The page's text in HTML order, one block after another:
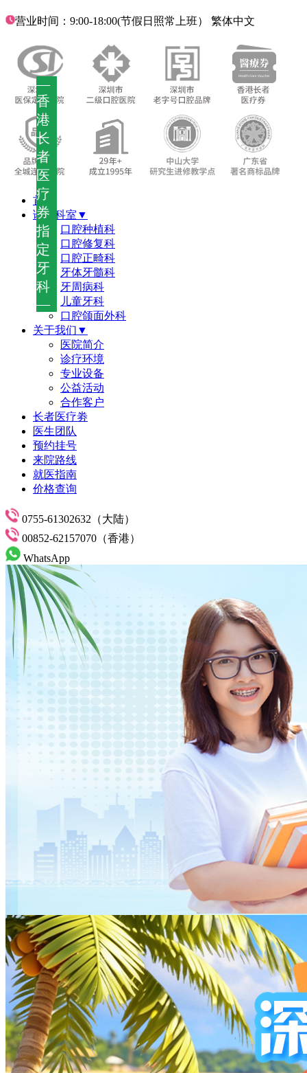
—
香
港
长
者
医
疗
券
指
定
牙
科
—
营业时间：9:00-18:00(节假日照常上班） 繁体中文
首页
诊疗科室▼
口腔种植科
口腔修复科
口腔正畸科
牙体牙髓科
牙周病科
儿童牙科
口腔颌面外科
关于我们▼
医院简介
诊疗环境
专业设备
公益活动
合作客户
长者医疗劵
医生团队
预约挂号
来院路线
就医指南
价格查询
0755-61302632（大陆）
00852-62157070（香港）
WhatsApp